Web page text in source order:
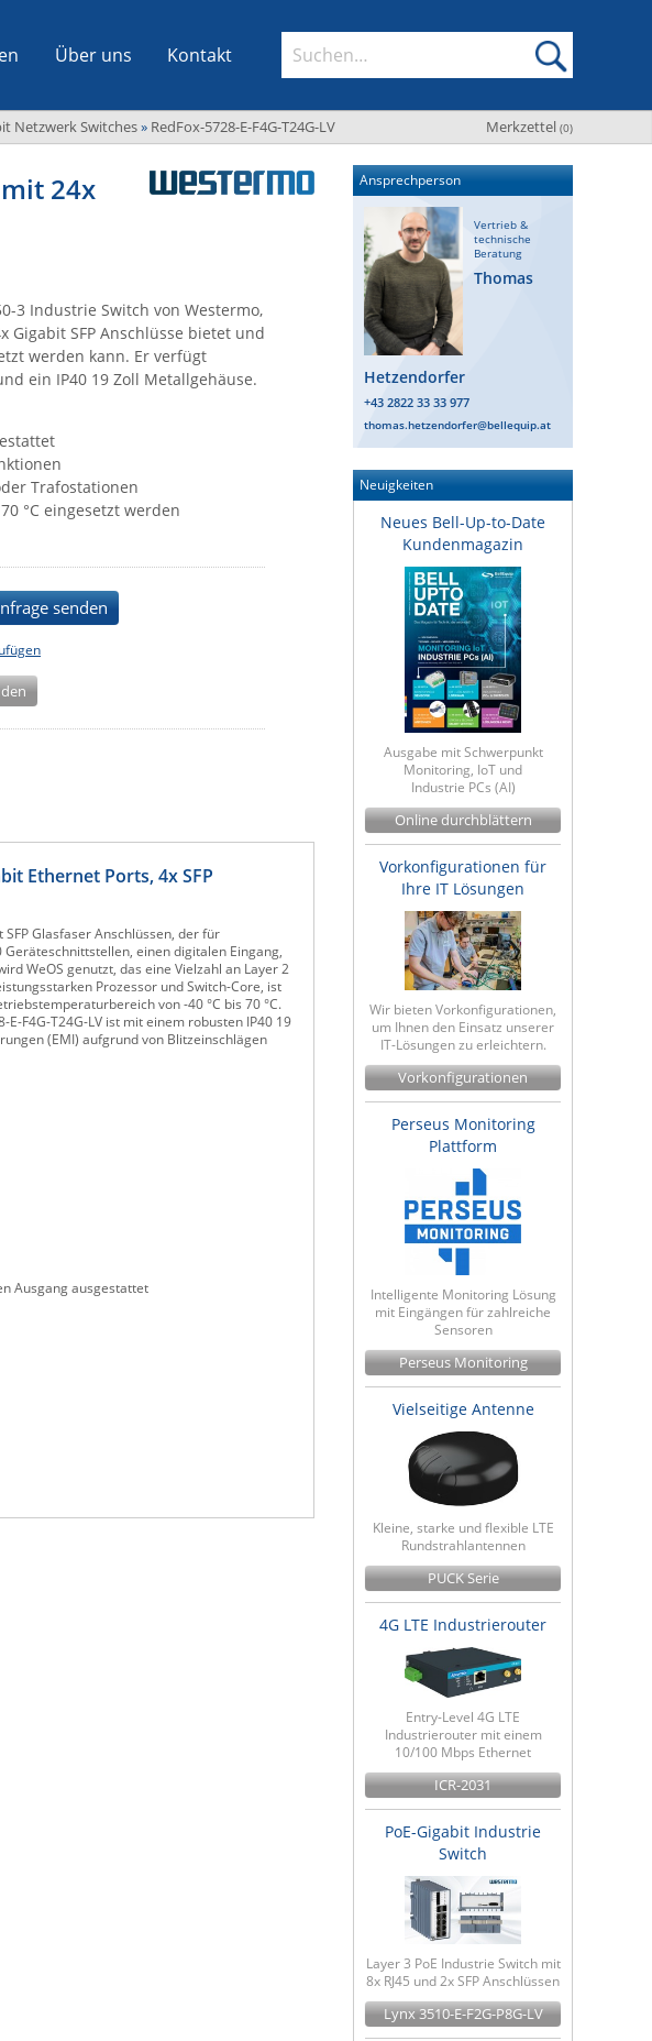
Über uns Kontakt
Merkzettel (0)
Netzwerk Switches» RedFox-5728-E-F4G-T24G-LV
mit 24x
3 Industrie Switch von Westermo,
Gigabit SFP Anschlüsse bietet und
werden kann. Er verfügt
ein IP40 19 Zoll Metallgehäuse.
Trafostationen
°C eingesetzt werden
senden
Ethernet Ports, 4x SFP
SFP Glasfaser Anschlüssen, der für
einen digitalen Eingang,
WeOS genutzt, das eine Vielzahl an Layer 2
Prozessor und Switch-Core, ist
von -40 °C bis 70 °C.
F4G-T24G-LV ist mit einem robusten IP40 19
(EMI) aufgrund von Blitzeinschlägen
Ausgang ausgestattet
Ansprechperson
Vertrieb &
technische
Beratung
Thomas
Hetzendorfer
+43 2822 33 33 977
thomas.hetzendorfer@bellequip.at
Neuigkeiten
Neues Bell-Up-to-Date
Kundenmagazin
Ausgabe mit Schwerpunkt
Monitoring, IoT und
Industrie PCs (AI)
Online durchblättern
Vorkonfigurationen für
Ihre IT Lösungen
Wir bieten Vorkonfigurationen,
um Ihnen den Einsatz unserer
IT-Lösungen zu erleichtern.
Vorkonfigurationen
Perseus Monitoring
Plattform
Intelligente Monitoring Lösung
mit Eingängen für zahlreiche
Sensoren
Perseus Monitoring
Vielseitige Antenne
Kleine, starke und flexible LTE
Rundstrahlantennen
PUCK Serie
4G LTE Industrierouter
Entry-Level 4G LTE
Industrierouter mit einem
10/100 Mbps Ethernet
ICR-2031
PoE-Gigabit Industrie
Switch
Layer 3 PoE Industrie Switch mit
8x RJ45 und 2x SFP Anschlüssen
Lynx 3510-E-F2G-P8G-LV